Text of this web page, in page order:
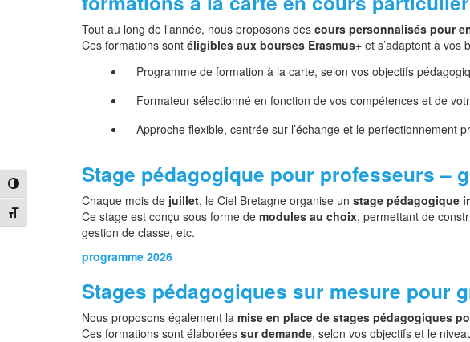
Passer en contraste élevé
Changer la taille de la police
Tout au long de l’année, nous proposons des cours personnalisés pour
Ces formations sont éligibles aux bourses Erasmus+ et s’adaptent à vos
Programme de formation à la carte, selon vos objectifs
Formateur sélectionné en fonction de vos compétences et de
Approche flexible, centrée sur l’échange et le perfectionnement
Stage pédagogique pour professeurs –
Chaque mois de juillet, le Ciel Bretagne organise un stage pédagogique
Ce stage est conçu sous forme de modules au choix, permettant de
gestion de classe, etc.
programme 2026
Stages pédagogiques sur mesure pour
Nous proposons également la mise en place de stages pédagogiques
Ces formations sont élaborées sur demande, selon vos objectifs et le